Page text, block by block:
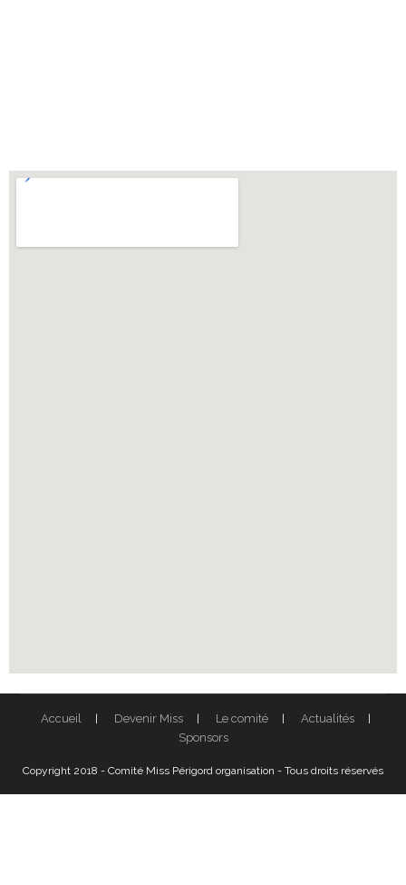
Accueil Devenir Miss Le comité
Actualités
Sponsors
Copyright 2018 - Comité Miss Périgord organisation - Tous droits réservés